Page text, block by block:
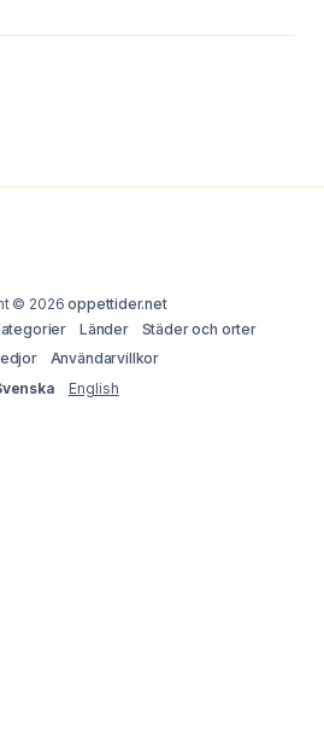
© 2026oppettider.net
Länder
Städer och orter
Användarvillkor
English